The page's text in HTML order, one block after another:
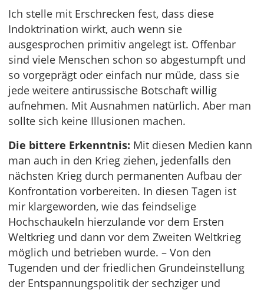
Ich stelle mit Erschrecken fest, dass diese
Indoktrination wirkt, auch wenn sie
ausgesprochen primitiv angelegt ist. Offenbar
sind viele Menschen schon so abgestumpft und
so vorgeprägt oder einfach nur müde, dass sie
jede weitere antirussische Botschaft willig
aufnehmen. Mit Ausnahmen natürlich. Aber man
sollte sich keine Illusionen machen.
Die bittere Erkenntnis: Mit diesen Medien kann
man auch in den Krieg ziehen, jedenfalls den
nächsten Krieg durch permanenten Aufbau der
Konfrontation vorbereiten. In diesen Tagen ist
mir klargeworden, wie das feindselige
Hochschaukeln hierzulande vor dem Ersten
Weltkrieg und dann vor dem Zweiten Weltkrieg
möglich und betrieben wurde. – Von den
Tugenden und der friedlichen Grundeinstellung
der Entspannungspolitik der sechziger und